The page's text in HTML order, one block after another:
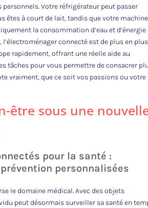
personnels. Votre réfrigérateur peut passer
êtes à court de lait, tandis que votre
la consommation d’eau et d’énergie
l’électroménager connecté est de plus en plus
rapidement, offrant une réelle aide au
tâches pour vous permettre de consacrer
vraiment, que ce soit vos passions ou votre
être sous une
pour la santé :
personnalisées
le domaine médical. Avec des objets
peut désormais surveiller sa santé en